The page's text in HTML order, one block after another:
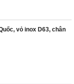
vỏ inox D63, chân